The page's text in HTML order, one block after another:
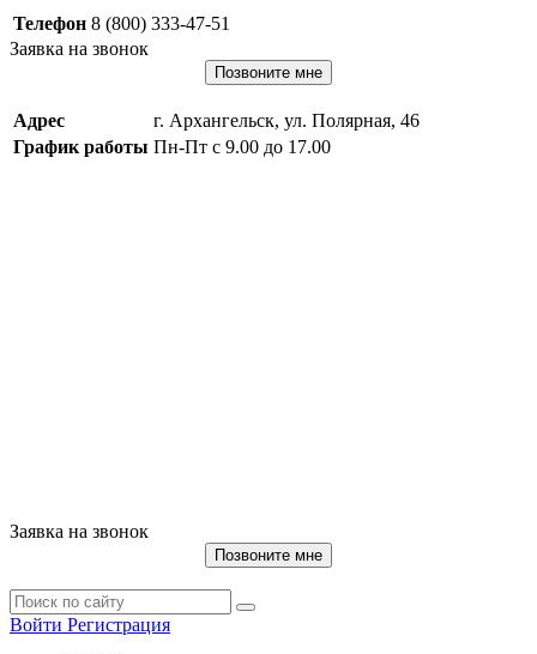
Телефон 8 (800) 333-47-51
Заявка на звонок
Позвоните мне
Адрес
г. Архангельск, ул. Полярная, 46
График работы Пн-Пт с 9.00 до 17.00
Заявка на звонок
Позвоните мне
Войти Регистрация